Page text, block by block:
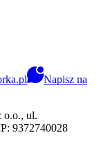
Napisz na
o.o., ul.
9372740028